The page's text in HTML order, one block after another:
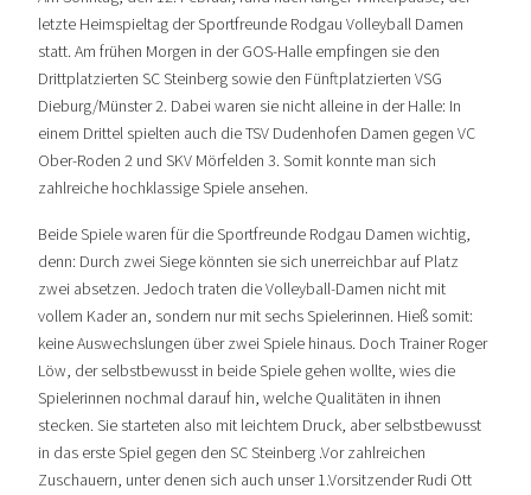
letzte Heimspieltag der Sportfreunde Rodgau Volleyball Damen
statt. Am frühen Morgen in der GOS-Halle empfingen sie den
Drittplatzierten SC Steinberg sowie den Fünftplatzierten VSG
Dieburg/Münster 2. Dabei waren sie nicht alleine in der Halle: In
einem Drittel spielten auch die TSV Dudenhofen Damen gegen VC
Ober-Roden 2 und SKV Mörfelden 3. Somit konnte man sich
zahlreiche hochklassige Spiele ansehen.
Beide Spiele waren für die Sportfreunde Rodgau Damen wichtig,
denn: Durch zwei Siege könnten sie sich unerreichbar auf Platz
zwei absetzen. Jedoch traten die Volleyball-Damen nicht mit
vollem Kader an, sondern nur mit sechs Spielerinnen. Hieß somit:
keine Auswechslungen über zwei Spiele hinaus. Doch Trainer Roger
Löw, der selbstbewusst in beide Spiele gehen wollte, wies die
Spielerinnen nochmal darauf hin, welche Qualitäten in ihnen
stecken. Sie starteten also mit leichtem Druck, aber selbstbewusst
in das erste Spiel gegen den SC Steinberg .Vor zahlreichen
Zuschauern, unter denen sich auch unser 1.Vorsitzender Rudi Ott